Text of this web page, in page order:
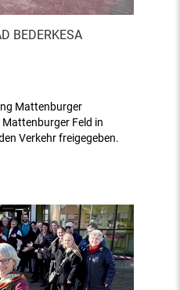
BEDERKESA
Mattenburger
Feld in
Verkehr freigegeben.